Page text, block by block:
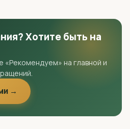
Хотите быть на
«Рекомендуем» на главной и
→